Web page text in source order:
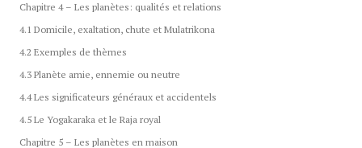
Chapitre 4 – Les planètes: qualités et relations
4.1 Domicile, exaltation, chute et Mulatrikona
4.2 Exemples de thèmes
4.3 Planète amie, ennemie ou neutre
4.4 Les significateurs généraux et accidentels
4.5 Le Yogakaraka et le Raja royal
Chapitre 5 – Les planètes en maison